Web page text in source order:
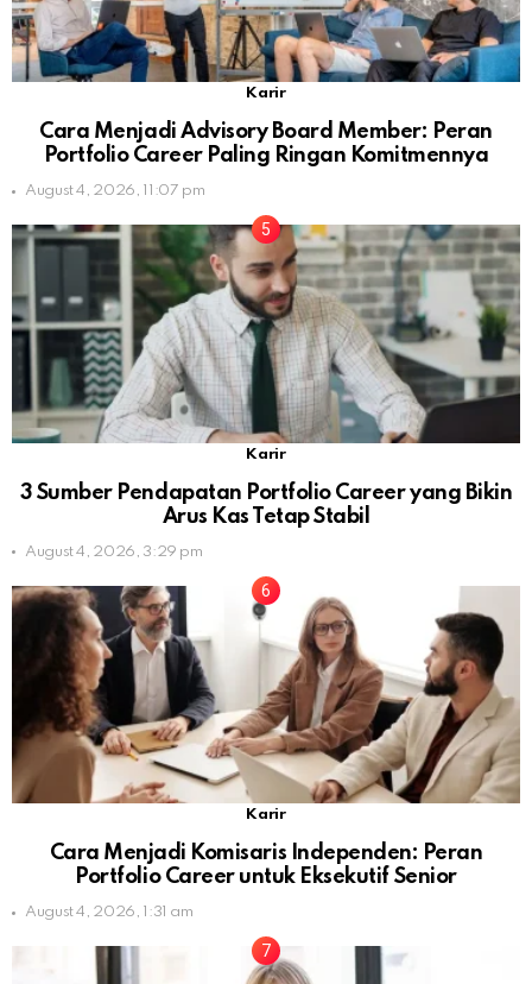
Karir
Cara Menjadi Advisory Board Member: Peran
Portfolio Career Paling Ringan Komitmennya
August 4, 2026, 11:07 pm
Karir
3 Sumber Pendapatan Portfolio Career yang Bikin
Arus Kas Tetap Stabil
August 4, 2026, 3:29 pm
Karir
Cara Menjadi Komisaris Independen: Peran
Portfolio Career untuk Eksekutif Senior
August 4, 2026, 1:31 am